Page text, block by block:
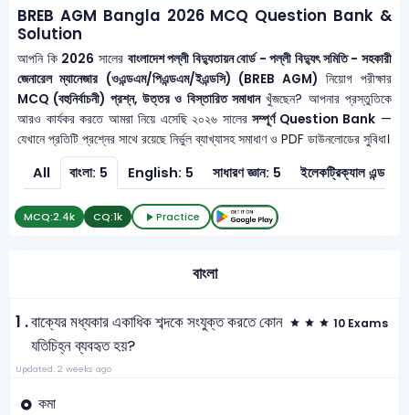
BREB AGM Bangla 2026 MCQ Question Bank &
Solution
আপনি কি 2026 সালের বাংলাদেশ পল্লী বিদ্যুতায়ন বোর্ড - পল্লী বিদ্যুৎ সমিতি - সহকারী
জেনারেল ম্যানেজার (ওএন্ডএম/পিএন্ডএম/ইএন্ডসি) (BREB AGM) নিয়োগ পরীক্ষার
MCQ (বহুনির্বাচনী) প্রশ্ন, উত্তর ও বিস্তারিত সমাধানখুঁজছেন? আপনার প্রস্তুতিকে
আরও কার্যকর করতে আমরা নিয়ে এসেছি ২০২৬ সালেরসম্পূর্ণ Question Bank —
যেখানে প্রতিটি প্রশ্নের সাথে রয়েছে নির্ভুল ব্যাখ্যাসহ সমাধাণ ও PDF ডাউনলোডের সুবিধা।
All বাংলা: 5 English: 5 সাধারণ জ্ঞান: 5 ইলেকট্রিক্যাল এন্ড
MCQ:2.4k CQ:1k Practice
বাংলা
1 .বাক্যের মধ্যকার একাধিক শব্দকে সংযুক্ত করতে কোন
যতিচিহ্ন ব্যবহৃত হয়?
10 Exams
Updated: 2 weeks ago
কমা